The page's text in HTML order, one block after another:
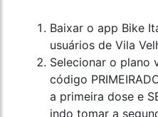
Baixar o app Bike
usuários de Vila
Selecionar o plano
código
a primeira dose e
indo tomar a